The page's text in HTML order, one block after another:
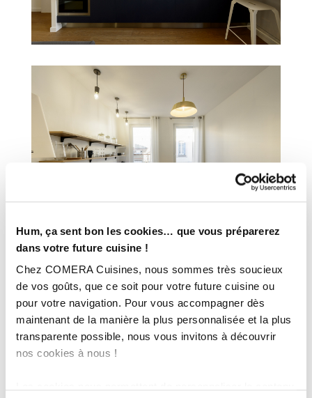
Hum, ça sent bon les cookies… que vous préparerez
dans votre future cuisine !
Chez COMERA Cuisines, nous sommes très soucieux
de vos goûts, que ce soit pour votre future cuisine ou
pour votre navigation. Pour vous accompagner dès
maintenant de la manière la plus personnalisée et la plus
transparente possible, nous vous invitons à découvrir
nos cookies à nous !